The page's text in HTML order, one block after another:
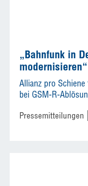
„Bahnfunk in
modernisieren“
Allianz pro
bei GSM-R-
Pressemitteilungen